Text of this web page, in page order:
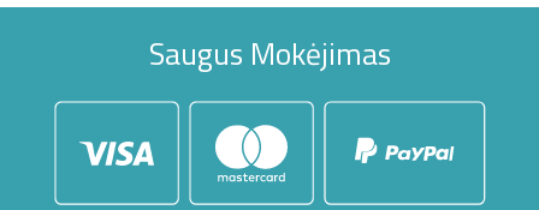
Saugus Mokėjimas